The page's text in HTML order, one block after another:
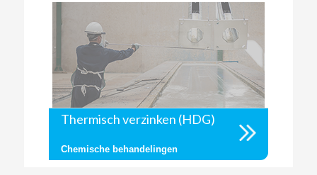
Thermisch verzinken (HDG)
Chemische behandelingen